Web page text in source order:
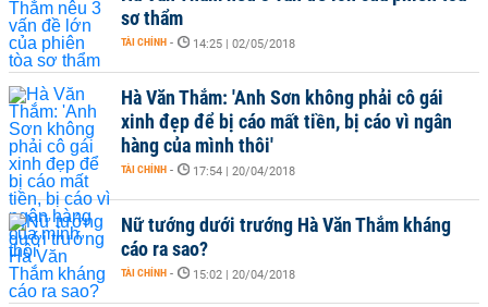
sơ thẩm
TÀI CHÍNH - 14:25 | 02/05/2018
Hà Văn Thắm: 'Anh Sơn không phải cô gái
xinh đẹp để bị cáo mất tiền, bị cáo vì ngân
hàng của mình thôi'
TÀI CHÍNH - 17:54 | 20/04/2018
Nữ tướng dưới trướng Hà Văn Thắm kháng
cáo ra sao?
TÀI CHÍNH - 15:02 | 20/04/2018